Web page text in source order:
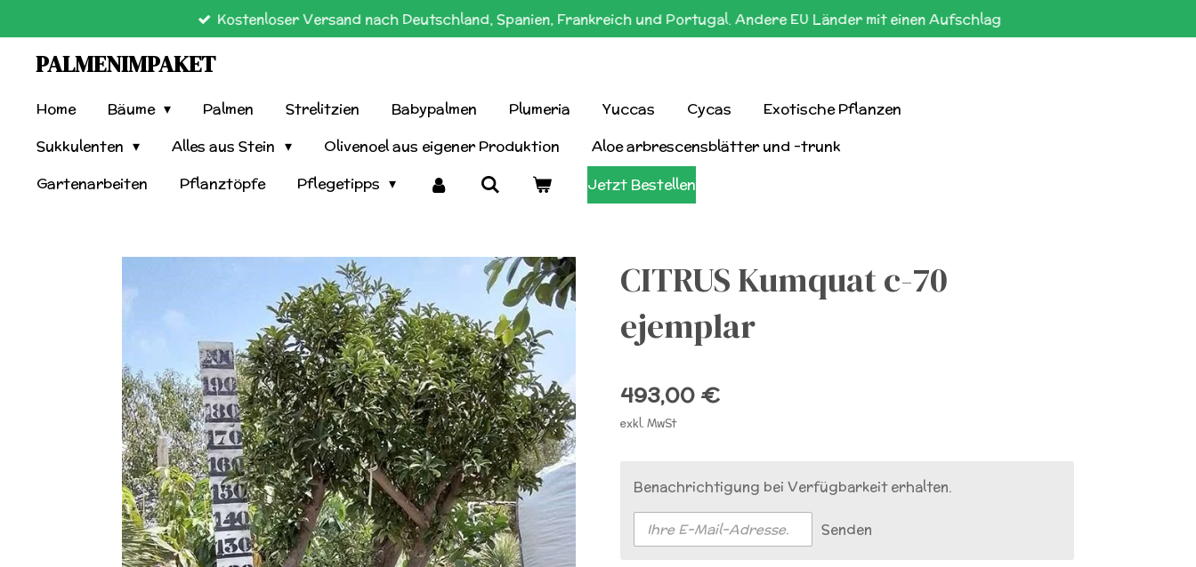
springen
Kostenloser Versand nach Deutschland, Spanien, Frankreich und Portugal. Andere EU Länder mit einen Aufschlag
PALMENIMPAKET
Home Bäume Palmen Strelitzien Babypalmen Plumeria Yuccas Cycas
Exotische Pflanzen
Sukkulenten
Alles aus Stein Olivenoel aus eigener Produktion
Aloe arbrescensblätter und -trunk
Gartenarbeiten
Pflanztöpfe Pflegetipps Jetzt Bestellen
CITRUS Kumquat c-70
ejemplar
493,00 €
exkl. MwSt
Benachrichtigung bei Verfügbarkeit erhalten.
Senden